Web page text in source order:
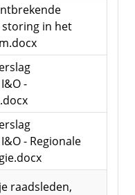
storing in het
-
- Regionale
raadsleden,